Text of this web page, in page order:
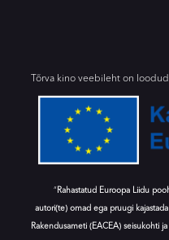
Tõrva kino veebileht on
“Rahastatud Euroopa Liidu
autori(te) omad ega pruugi
Rakendusameti (EACEA) seisukohti